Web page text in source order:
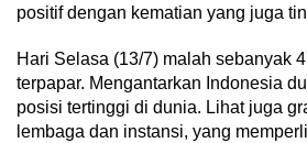
positif dengan kematian yang juga
Hari Selasa (13/7) malah sebanyak
terpapar. Mengantarkan Indonesia
posisi tertinggi di dunia. Lihat juga
lembaga dan instansi, yang